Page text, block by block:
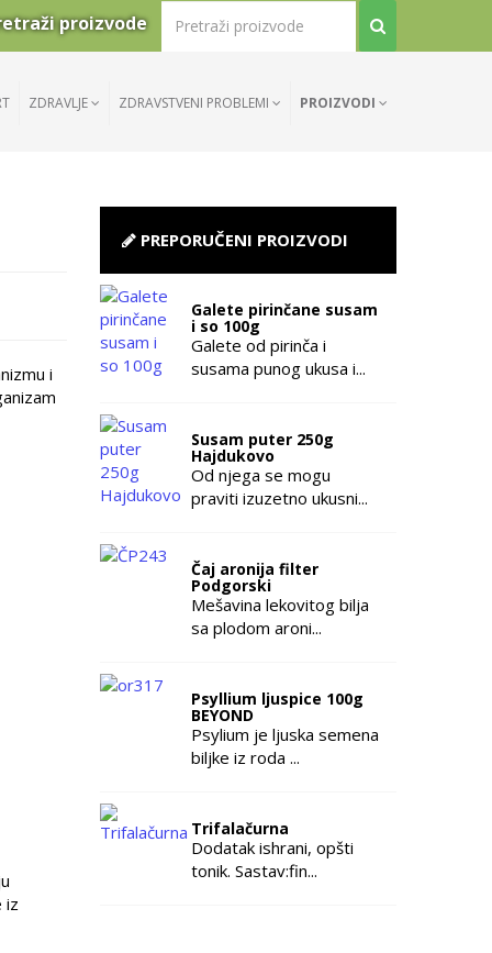
proizvode
ZDRAVLJE ZDRAVSTVENI PROBLEMI PROIZVODI
i
iz
PREPORUČENI PROIZVODI
Galete pirinčane susam
i so 100g
Galete od pirinča i
susama punog ukusa i...
Susam puter 250g
Hajdukovo
Od njega se mogu
praviti izuzetno ukusni...
Čaj aronija filter
Podgorski
Mešavina lekovitog bilja
sa plodom aroni...
Psyllium ljuspice 100g
BEYOND
Psylium je ljuska semena
biljke iz roda ...
Trifalačurna
Dodatak ishrani, opšti
tonik. Sastav:fin...